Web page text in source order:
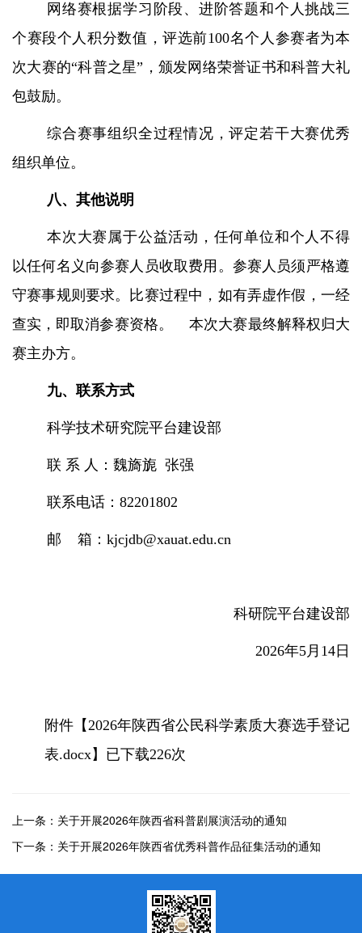
网络赛根据学习阶段、进阶答题和个人挑战三
个赛段个人积分数值，评选前100名个人参赛者为本
次大赛的“科普之星”，颁发网络荣誉证书和科普大礼
包鼓励。
综合赛事组织全过程情况，评定若干大赛优秀
组织单位。
八、其他说明
本次大赛属于公益活动，任何单位和个人不得
以任何名义向参赛人员收取费用。参赛人员须严格遵
守赛事规则要求。比赛过程中，如有弄虚作假，一经
查实，即取消参赛资格。
本次大赛最终解释权归大
赛主办方。
九、联系方式
科学技术研究院平台建设部
联 系 人：魏旖旎 张强
联系电话： 82201802
邮 箱： kjcjdb@xauat.edu.cn
科研院平台建设部
2026年5月14日
附件【2026年陕西省公民科学素质大赛选手登记
表.docx】已下载226次
上一条：关于开展2026年陕西省科普剧展演活动的通知
下一条：关于开展2026年陕西省优秀科普作品征集活动的通知